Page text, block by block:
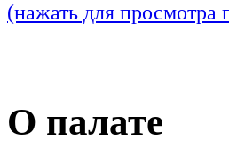
(нажать для просмотра
О палате